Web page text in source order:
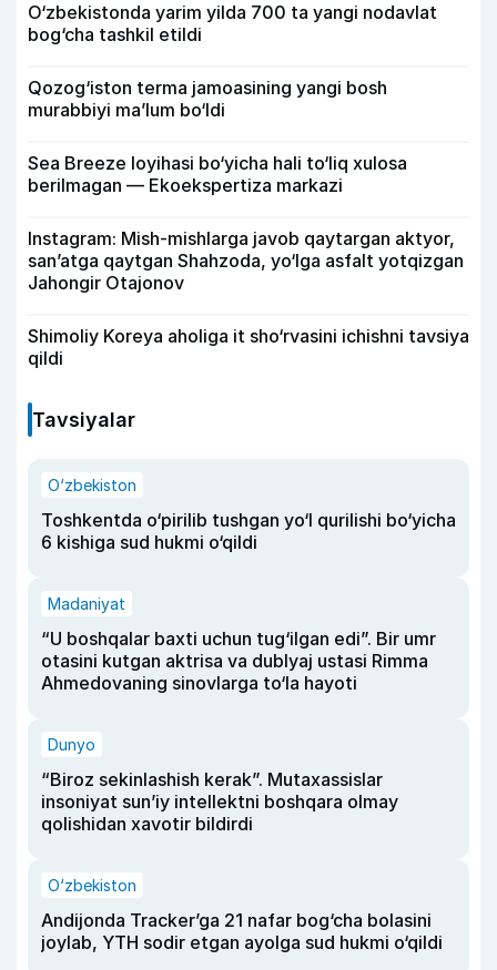
O‘zbekistonda yarim yilda 700 ta yangi nodavlat
bog‘cha tashkil etildi
Qozog‘iston terma jamoasining yangi bosh
murabbiyi ma’lum bo‘ldi
Sea Breeze loyihasi bo‘yicha hali to‘liq xulosa
berilmagan — Ekoekspertiza markazi
Instagram: Mish-mishlarga javob qaytargan aktyor,
san’atga qaytgan Shahzoda, yo‘lga asfalt yotqizgan
Jahongir Otajonov
Shimoliy Koreya aholiga it sho‘rvasini ichishni tavsiya
qildi
Tavsiyalar
O‘zbekiston
Toshkentda o‘pirilib tushgan yo‘l qurilishi bo‘yicha
6 kishiga sud hukmi o‘qildi
Madaniyat
“U boshqalar baxti uchun tug‘ilgan edi”. Bir umr
otasini kutgan aktrisa va dublyaj ustasi Rimma
Ahmedovaning sinovlarga to‘la hayoti
Dunyo
“Biroz sekinlashish kerak”. Mutaxassislar
insoniyat sun’iy intellektni boshqara olmay
qolishidan xavotir bildirdi
O‘zbekiston
Andijonda Tracker’ga 21 nafar bog‘cha bolasini
joylab, YTH sodir etgan ayolga sud hukmi o‘qildi